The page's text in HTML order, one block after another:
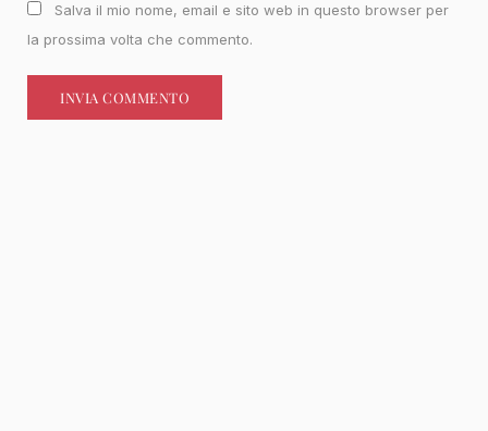
Salva il mio nome, email e sito web in questo browser per
la prossima volta che commento.